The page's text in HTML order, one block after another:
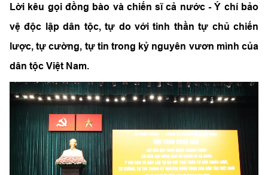
Lời kêu gọi đồng bào và chiến sĩ cả nước - Ý chí bảo
vệ độc lập dân tộc, tự do với tinh thần tự chủ chiến
lược, tự cường, tự tin trong kỷ nguyên vươn mình của
dân tộc Việt Nam.